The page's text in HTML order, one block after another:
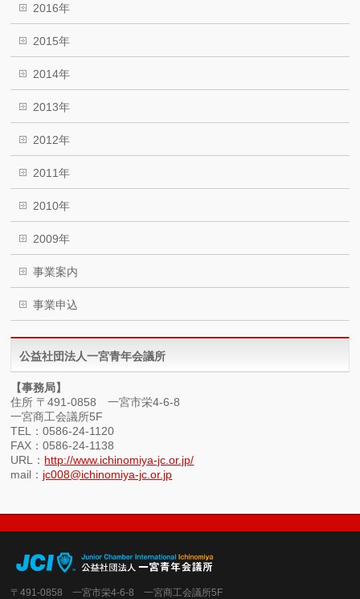
2016年
2015年
2014年
2013年
2012年
2011年
2010年
2009年
事業案内
事業申込
公益社団法人一宮青年会議所
【事務局】
住所 〒491-0858 一宮市栄4-6-8
一宮商工会議所5F
TEL：0586-24-1120
FAX：0586-24-1138
URL： http://www.ichinomiya-jc.or.jp/
mail： jc008@ichinomiya-jc.or.jp
〒491-0858 一宮市栄4-6-8 一宮商工会議所5F